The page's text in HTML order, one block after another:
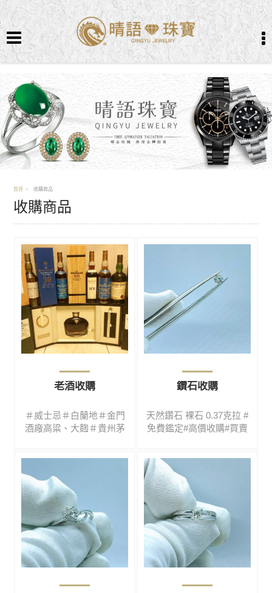
首頁 收購商品
收購商品
老酒收購
＃威士忌＃白蘭地＃金門
酒廠高粱、大麴＃貴州茅
0988969595
鑽石收購
天然鑽石 裸石 0.37克拉 #
免費鑑定#高價收購#買賣